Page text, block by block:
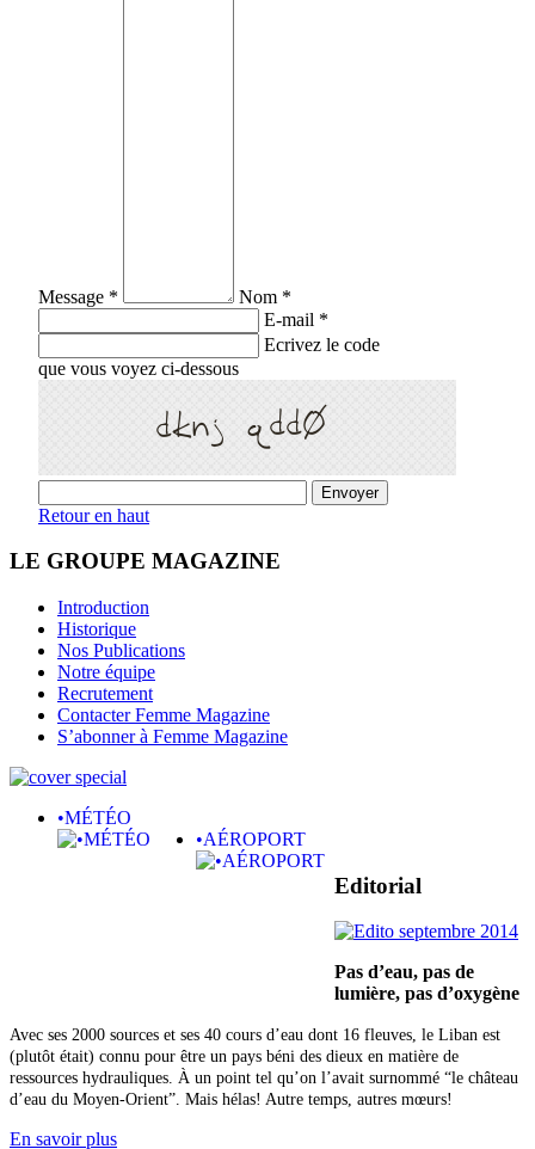
Message *
Nom *
E-mail *
Ecrivez le code
que vous voyez ci-dessous
Retour en haut
LE GROUPE MAGAZINE
Introduction
Historique
Nos Publications
Notre équipe
Recrutement
Contacter Femme Magazine
S’abonner à Femme Magazine
•MÉTÉO
•AÉROPORT
Editorial
Pas d’eau, pas de
lumière, pas d’oxygène
Avec ses 2000 sources et ses 40 cours d’eau dont 16 fleuves, le Liban est
(plutôt était) connu pour être un pays béni des dieux en matière de
ressources hydrauliques. À un point tel qu’on l’avait surnommé “le château
d’eau du Moyen-Orient”. Mais hélas! Autre temps, autres mœurs!
En savoir plus